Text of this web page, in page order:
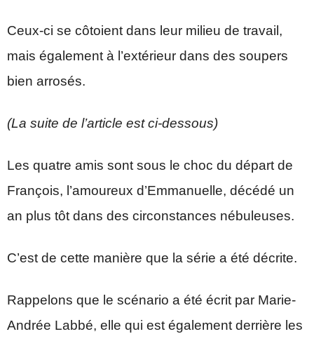
Ceux-ci se côtoient dans leur milieu de travail,
mais également à l’extérieur dans des soupers
bien arrosés.
(La suite de l’article est ci-dessous)
Les quatre amis sont sous le choc du départ de
François, l’amoureux d’Emmanuelle, décédé un
an plus tôt dans des circonstances nébuleuses.
C’est de cette manière que la série a été décrite.
Rappelons que le scénario a été écrit par Marie-
Andrée Labbé, elle qui est également derrière les